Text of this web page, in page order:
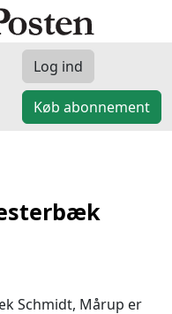
Log ind
Køb abonnement
Schmidt, Mårup er